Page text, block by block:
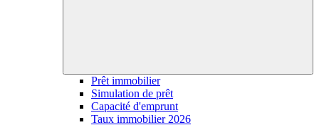
Prêt immobilier
Simulation de prêt
Capacité d'emprunt
Taux immobilier 2026